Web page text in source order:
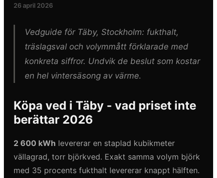
26 april 2026
Vedguide för Täby, Stockholm: fukthalt,
träslagsval och volymmått förklarade med
konkreta siffror. Undvik de beslut som kostar
en hel vintersäsong av värme.
Köpa ved i Täby - vad priset inte
berättar 2026
2 600 kWh levererar en staplad kubikmeter
vällagrad, torr björkved. Exakt samma volym björk
med 35 procents fukthalt levererar knappt hälften.